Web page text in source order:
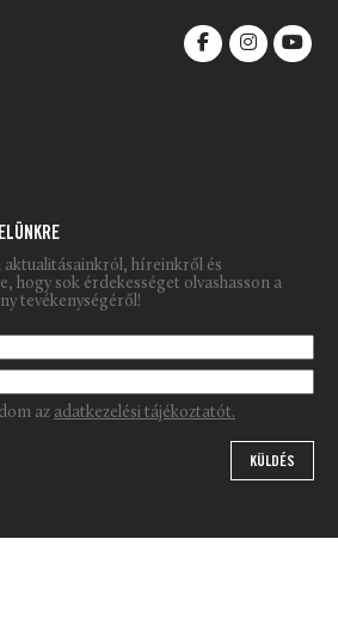
aktualitásainkról, híreinkről és
hogy sok érdekességet olvashasson a
tevékenységéről!
az adatkezelési tájékoztatót.